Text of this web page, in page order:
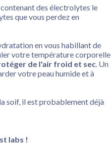
contenant des électrolytes le
que vous perdez en
en vous habillant de
votre température corporelle
de l'air froid et sec. Un
votre peau humide et à
soif, il est probablement déjà
labs !